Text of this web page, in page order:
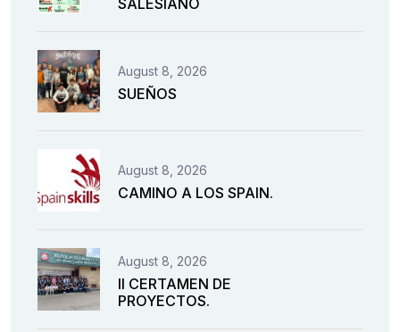
August 8, 2026
SUEÑOS
August 8, 2026
CAMINO A LOS SPAIN.
August 8, 2026
II CERTAMEN DE
PROYECTOS.